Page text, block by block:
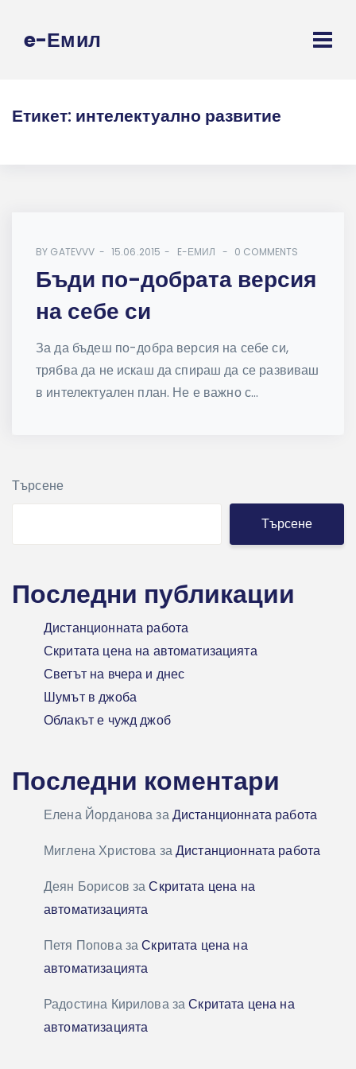
e-Емил
Етикет: интелектуално развитие
BY GATEVVV 15.06.2015 E-ЕМИЛ 0 COMMENTS
Бъди по-добрата версия
на себе си
За да бъдеш по-добра версия на себе си,
трябва да не искаш да спираш да се развиваш
в интелектуален план. Не е важно с...
Търсене
Търсене
Последни публикации
Дистанционната работа
Скритата цена на автоматизацията
Светът на вчера и днес
Шумът в джоба
Облакът е чужд джоб
Последни коментари
Елена ЙордановазаДистанционната работа
Миглена Христова заДистанционната работа
Деян Борисов заСкритата цена на
автоматизацията
Петя ПоповазаСкритата цена на
автоматизацията
Радостина КириловазаСкритата цена на
автоматизацията